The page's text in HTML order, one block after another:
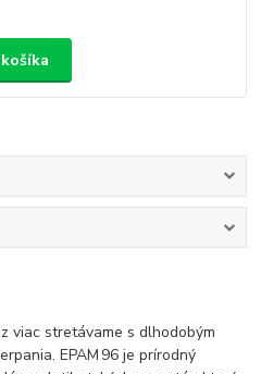
viac stretávame s dlhodobým
EPAM 96 je prírodný